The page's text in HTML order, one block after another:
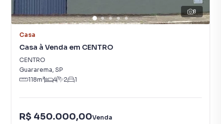
8
Casa
Casa à Venda em CENTRO
CENTRO
Guararema, SP
118m² 4 2 1
R$ 450.000,00Venda